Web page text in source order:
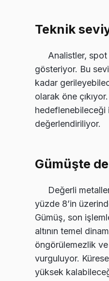
Teknik
Analistler,
gösteriyor. Bu
kadar
olarak öne
hedeflenebileceği
değerlendiriliyor.
Gümüşte
Değerli
yüzde 8’in
Gümüş, son
altının temel
öngörülemezlik
vurguluyor.
yüksek